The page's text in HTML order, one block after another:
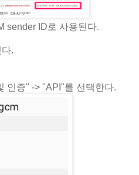
sender ID로 사용된다.
.
인증" -> "API"를 선택한다.